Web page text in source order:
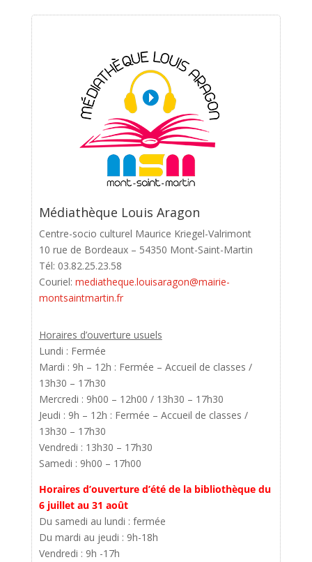
Médiathèque Louis Aragon
Centre-socio culturel Maurice Kriegel-Valrimont
10 rue de Bordeaux – 54350 Mont-Saint-Martin
Tél: 03.82.25.23.58
Couriel: mediatheque.louisaragon@mairie-
montsaintmartin.fr
Horaires d’ouverture usuels
Lundi : Fermée
Mardi : 9h – 12h : Fermée – Accueil de classes /
13h30 – 17h30
Mercredi : 9h00 – 12h00 / 13h30 – 17h30
Jeudi : 9h – 12h : Fermée – Accueil de classes /
13h30 – 17h30
Vendredi : 13h30 – 17h30
Samedi : 9h00 – 17h00
Horaires d’ouverture d’été de la bibliothèque du
6 juillet au 31 août
Du samedi au lundi : fermée
Du mardi au jeudi : 9h-18h
Vendredi : 9h -17h